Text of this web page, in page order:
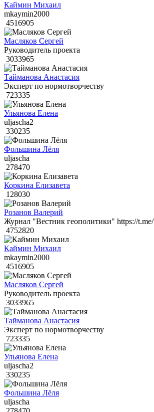
Каймин Михаил
mkaymin2000
4516905
Масляков Сергей
Руководитель проекта
3033965
Тайманова Анастасия
Эксперт по нормотворчеству
723335
Ульянова Елена
uljascha2
330235
Фольшина Лёля
uljascha
278470
Коркина Елизавета
128030
Розанов Валерий
Журнал "Вестник геополитики" https://
4752820
Каймин Михаил
mkaymin2000
4516905
Масляков Сергей
Руководитель проекта
3033965
Тайманова Анастасия
Эксперт по нормотворчеству
723335
Ульянова Елена
uljascha2
330235
Фольшина Лёля
uljascha